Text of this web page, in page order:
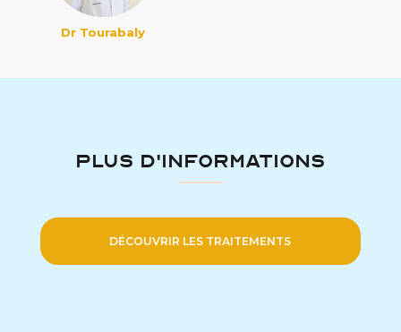
Dr Tourabaly
PLUS D'INFORMATIONS
DÉCOUVRIR LES TRAITEMENTS